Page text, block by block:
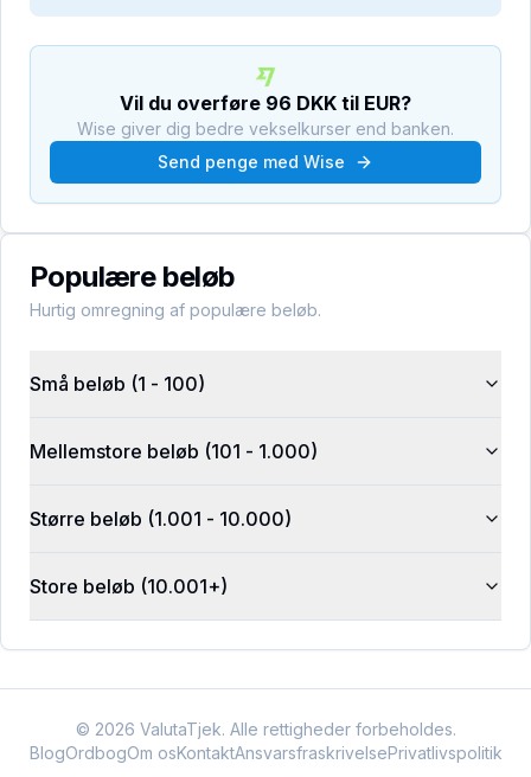
Vil du overføre 96 DKK til EUR?
Wise giver dig bedre vekselkurser end banken.
Send penge med Wise
Populære beløb
Hurtig omregning af populære beløb.
Små beløb (1 - 100)
Mellemstore beløb (101 - 1.000)
Større beløb (1.001 - 10.000)
Store beløb (10.001+)
© 2026 ValutaTjek. Alle rettigheder forbeholdes.
BlogOrdbogOm osKontaktAnsvarsfraskrivelsePrivatlivspolitik